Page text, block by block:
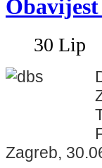
- Čule,
Dumić-